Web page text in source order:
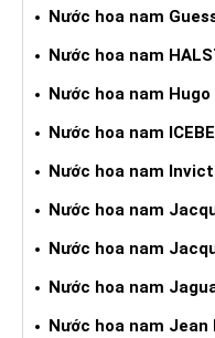
Nước hoa nam
Nước hoa nam
Nước hoa nam Hugo
Nước hoa nam
Nước hoa nam
Nước hoa nam
Nước hoa nam
Nước hoa nam
Nước hoa nam